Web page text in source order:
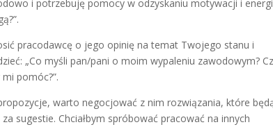
i potrzebuję pomocy w odzyskaniu motywacji i
pracodawcę o jego opinię na temat Twojego stanu i
„Co myśli pan/pani o moim wypaleniu zawodowym?
pomóc?”.
warto negocjować z nim rozwiązania, które
sugestie. Chciałbym spróbować pracować na innych